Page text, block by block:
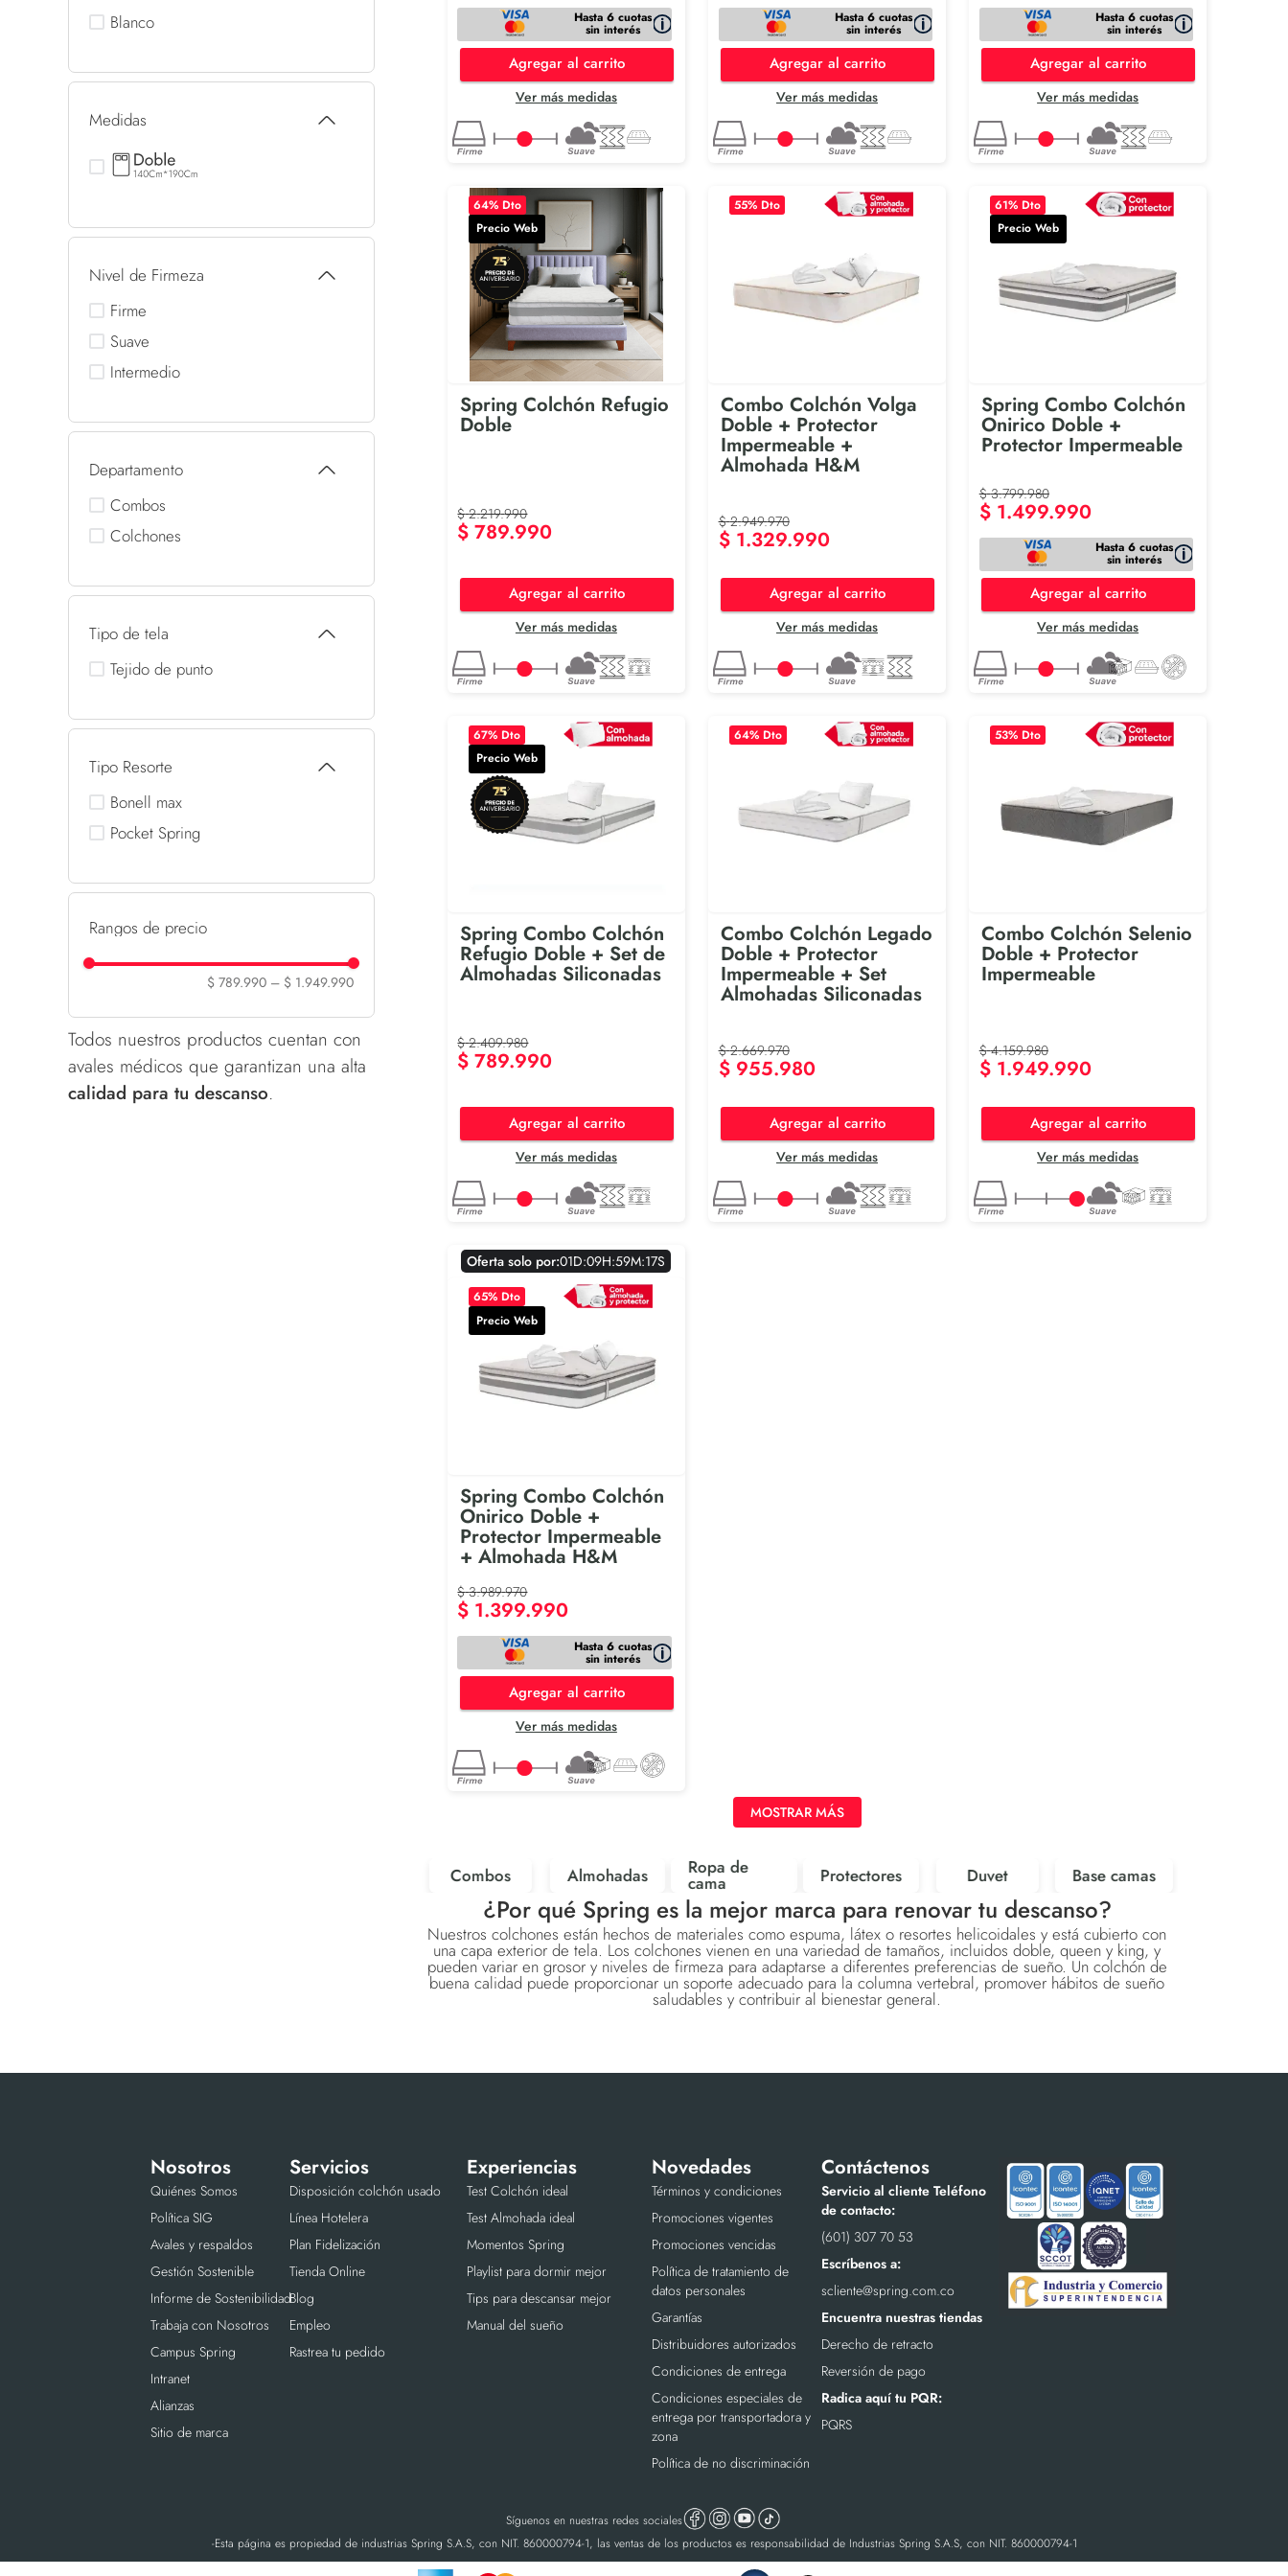
Blanco
Medidas
Nivel de Firmeza
Firme
Suave
Intermedio
Departamento
Combos
Colchones
Tipo de tela
Tejido de punto
Tipo Resorte
Bonell max
Pocket Spring
Rangos de precio
$ 789.990 – $ 1.949.990
Todos nuestros productos cuentan con
avales médicos que garantizan una alta
calidad para tu descanso.
Hasta 6 cuotas
sin interés
Agregar al carrito
Ver más medidas
Hasta 6 cuotas
sin interés
Agregar al carrito
Ver más medidas
Hasta 6 cuotas
sin interés
Agregar al carrito
Ver más medidas
64% Dto
Precio Web
Spring Colchón Refugio
Doble
$ 2.219.990
$ 789.990
Agregar al carrito
Ver más medidas
55% Dto
Combo Colchón Volga
Doble + Protector
Impermeable +
Almohada H&M
$ 2.949.970
$ 1.329.990
Agregar al carrito
Ver más medidas
61% Dto
Precio Web
Spring Combo Colchón
Onirico Doble +
Protector Impermeable
$ 3.799.980
$ 1.499.990
Hasta 6 cuotas
sin interés
Agregar al carrito
Ver más medidas
67% Dto
Precio Web
Spring Combo Colchón
Refugio Doble + Set de
Almohadas Siliconadas
$ 2.409.980
$ 789.990
Agregar al carrito
Ver más medidas
64% Dto
Combo Colchón Legado
Doble + Protector
Impermeable + Set
Almohadas Siliconadas
$ 2.669.970
$ 955.980
Agregar al carrito
Ver más medidas
53% Dto
Combo Colchón Selenio
Doble + Protector
Impermeable
$ 4.159.980
$ 1.949.990
Agregar al carrito
Ver más medidas
Oferta solo por:01D:09H:59M:17S
65% Dto
Precio Web
Spring Combo Colchón
Onirico Doble +
Protector Impermeable
+ Almohada H&M
$ 3.989.970
$ 1.399.990
Hasta 6 cuotas
sin interés
Agregar al carrito
Ver más medidas
MOSTRAR MÁS
Combos Almohadas Ropa de
cama Protectores Duvet Base camas
¿Por qué Spring es la mejor marca para renovar tu descanso?
Nuestros colchones están hechos de materiales como espuma, látex o resortes helicoidales y está cubierto con
una capa exterior de tela. Los colchones vienen en una variedad de tamaños, incluidos doble, queen y king, y
pueden variar en grosor y niveles de firmeza para adaptarse a diferentes preferencias de sueño. Un colchón de
buena calidad puede proporcionar un soporte adecuado para la columna vertebral, promover hábitos de sueño
saludables y contribuir al bienestar general.
Nosotros
Quiénes Somos
Política SIG
Avales y respaldos
Gestión Sostenible
Informe de Sostenibilidad
Trabaja con Nosotros
Campus Spring
Intranet
Alianzas
Sitio de marca
Servicios
Disposición colchón usado
Línea Hotelera
Plan Fidelización
Tienda Online
Blog
Empleo
Rastrea tu pedido
Experiencias
Test Colchón ideal
Test Almohada ideal
Momentos Spring
Playlist para dormir mejor
Tips para descansar mejor
Manual del sueño
Novedades
Términos y condiciones
Promociones vigentes
Promociones vencidas
Política de tratamiento de
datos personales
Garantías
Distribuidores autorizados
Condiciones de entrega
Condiciones especiales de
entrega por transportadora y
zona
Política de no discriminación
Contáctenos
Servicio al cliente Teléfono
de contacto:
(601) 307 70 53
Escríbenos a:
scliente@spring.com.co
Encuentra nuestras tiendas
Derecho de retracto
Reversión de pago
Radica aquí tu PQR:
PQRS
Síguenos en nuestras redes sociales
-Esta página es propiedad de industrias Spring S.A.S, con NIT. 860000794-1, las ventas de los productos es responsabilidad de Industrias Spring S.A.S, con NIT. 860000794-1